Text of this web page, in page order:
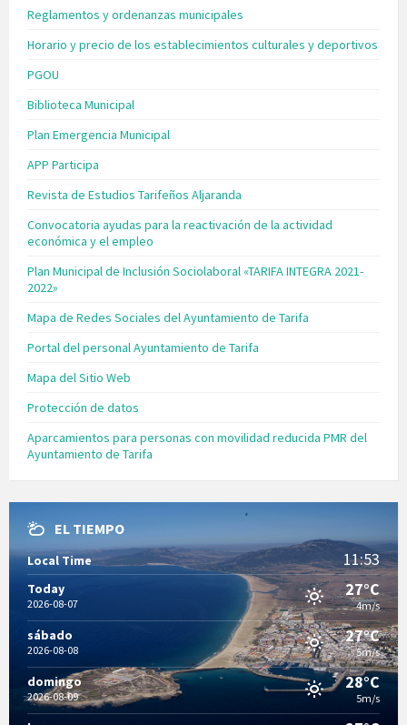
Reglamentos y ordenanzas municipales
Horario y precio de los establecimientos culturales y deportivos
PGOU
Biblioteca Municipal
Plan Emergencia Municipal
APP Participa
Revista de Estudios Tarifeños Aljaranda
Convocatoria ayudas para la reactivación de la actividad
económica y el empleo
Plan Municipal de Inclusión Sociolaboral «TARIFA INTEGRA 2021-
2022»
Mapa de Redes Sociales del Ayuntamiento de Tarifa
Portal del personal Ayuntamiento de Tarifa
Mapa del Sitio Web
Protección de datos
Aparcamientos para personas con movilidad reducida PMR del
Ayuntamiento de Tarifa
EL TIEMPO
Local Time 11:53
Today
2026-08-07
27°C
4m/s
sábado
2026-08-08
27°C
5m/s
domingo
2026-08-09
28°C
5m/s